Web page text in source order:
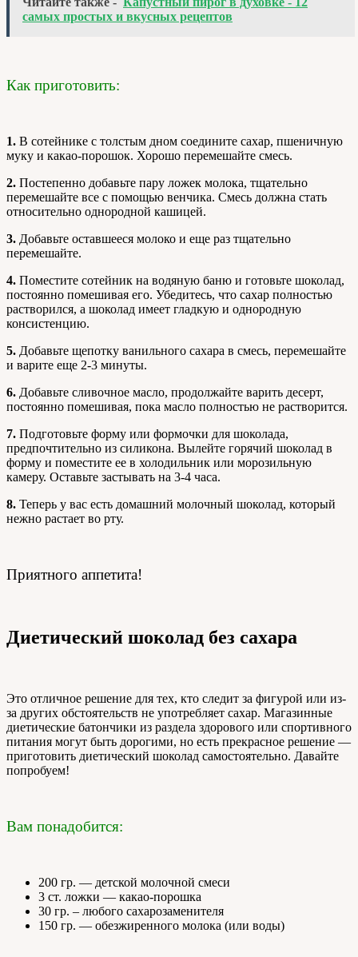
самых простых и вкусных рецептов
Как приготовить:
1. В сотейнике с толстым дном соедините сахар, пшеничную
муку и какао-порошок. Хорошо перемешайте смесь.
2. Постепенно добавьте пару ложек молока, тщательно
перемешайте все с помощью венчика. Смесь должна стать
относительно однородной кашицей.
3. Добавьте оставшееся молоко и еще раз тщательно
перемешайте.
4. Поместите сотейник на водяную баню и готовьте шоколад,
постоянно помешивая его. Убедитесь, что сахар полностью
растворился, а шоколад имеет гладкую и однородную
консистенцию.
5. Добавьте щепотку ванильного сахара в смесь, перемешайте
и варите еще 2-3 минуты.
6. Добавьте сливочное масло, продолжайте варить десерт,
постоянно помешивая, пока масло полностью не растворится.
7. Подготовьте форму или формочки для шоколада,
предпочтительно из силикона. Вылейте горячий шоколад в
форму и поместите ее в холодильник или морозильную
камеру. Оставьте застывать на 3-4 часа.
8. Теперь у вас есть домашний молочный шоколад, который
нежно растает во рту.
Приятного аппетита!
Диетический шоколад без сахара
Это отличное решение для тех, кто следит за фигурой или из-
за других обстоятельств не употребляет сахар. Магазинные
диетические батончики из раздела здорового или спортивного
питания могут быть дорогими, но есть прекрасное решение —
приготовить диетический шоколад самостоятельно. Давайте
попробуем!
Вам понадобится:
200 гр. — детской молочной смеси
3 ст. ложки — какао-порошка
30 гр. – любого сахарозаменителя
150 гр. — обезжиренного молока (или воды)